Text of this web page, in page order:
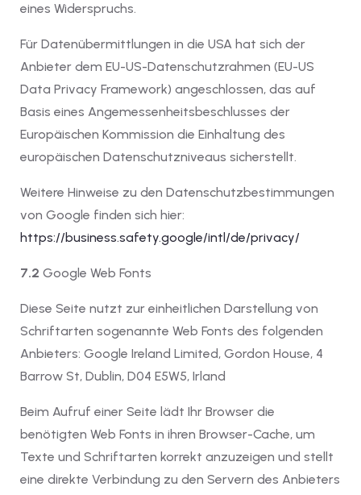
eines Widerspruchs.
Für Datenübermittlungen in die USA hat sich der
Anbieter dem EU-US-Datenschutzrahmen (EU-US
Data Privacy Framework) angeschlossen, das auf
Basis eines Angemessenheitsbeschlusses der
Europäischen Kommission die Einhaltung des
europäischen Datenschutzniveaus sicherstellt.
Weitere Hinweise zu den Datenschutzbestimmungen
von Google finden sich hier:
https://business.safety.google/intl/de/privacy/
7.2 Google Web Fonts
Diese Seite nutzt zur einheitlichen Darstellung von
Schriftarten sogenannte Web Fonts des folgenden
Anbieters: Google Ireland Limited, Gordon House, 4
Barrow St, Dublin, D04 E5W5, Irland
Beim Aufruf einer Seite lädt Ihr Browser die
benötigten Web Fonts in ihren Browser-Cache, um
Texte und Schriftarten korrekt anzuzeigen und stellt
eine direkte Verbindung zu den Servern des Anbieters